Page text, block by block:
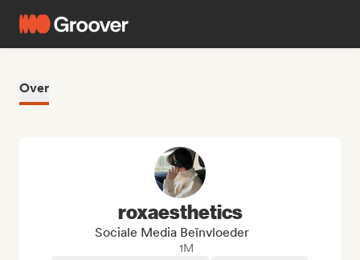
Over
roxaesthetics
Sociale Media Beïnvloeder
1M